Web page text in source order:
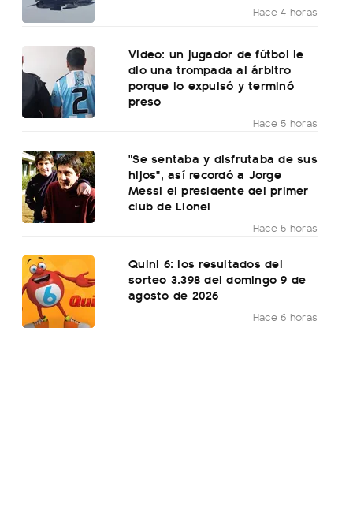
Hace 4 horas
Video: un jugador de fútbol le
dio una trompada al árbitro
porque lo expulsó y terminó
preso
Hace 5 horas
"Se sentaba y disfrutaba de sus
hijos", así recordó a Jorge
Messi el presidente del primer
club de Lionel
Hace 5 horas
Quini 6: los resultados del
sorteo 3.398 del domingo 9 de
agosto de 2026
Hace 6 horas